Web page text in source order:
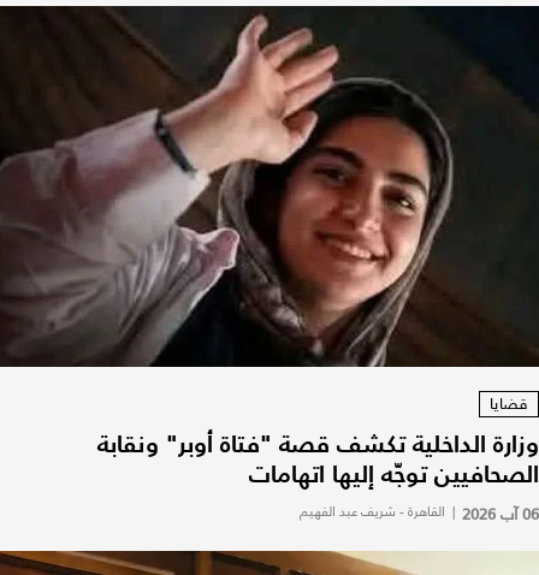
قضايا
وزارة الداخلية تكشف قصة "فتاة أوبر" ونقابة
الصحافيين توجّه إليها اتهامات
06 آب 2026 | القاهرة - شريف عبد الفهيم